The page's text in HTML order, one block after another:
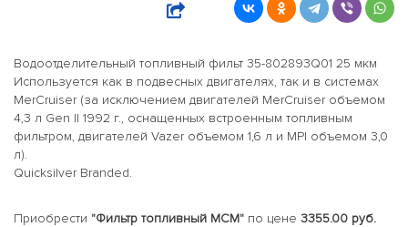
Водоотделительный топливный фильт 35-802893Q01 25 мкм
Используется как в подвесных двигателях, так и в системах
MerCruiser (за исключением двигателей MerCruiser объемом
4,3 л Gen II 1992 г., оснащенных встроенным топливным
фильтром, двигателей Vazer объемом 1,6 л и MPI объемом 3,0
л).
Quicksilver Branded.
Приобрести "Фильтр топливный MCM" по цене 3355.00 руб.